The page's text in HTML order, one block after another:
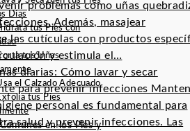
problemas como uñas
Además, masajear
las cutículas con productos
y estimula el…
diarias: Cómo lavar y secar
para prevenir infecciones
personal es fundamental para
salud y prevenir infecciones. Las
Días
tus Pies con
tus Uñas
el Calzado Adecuado
tus Pies
en los Pies y